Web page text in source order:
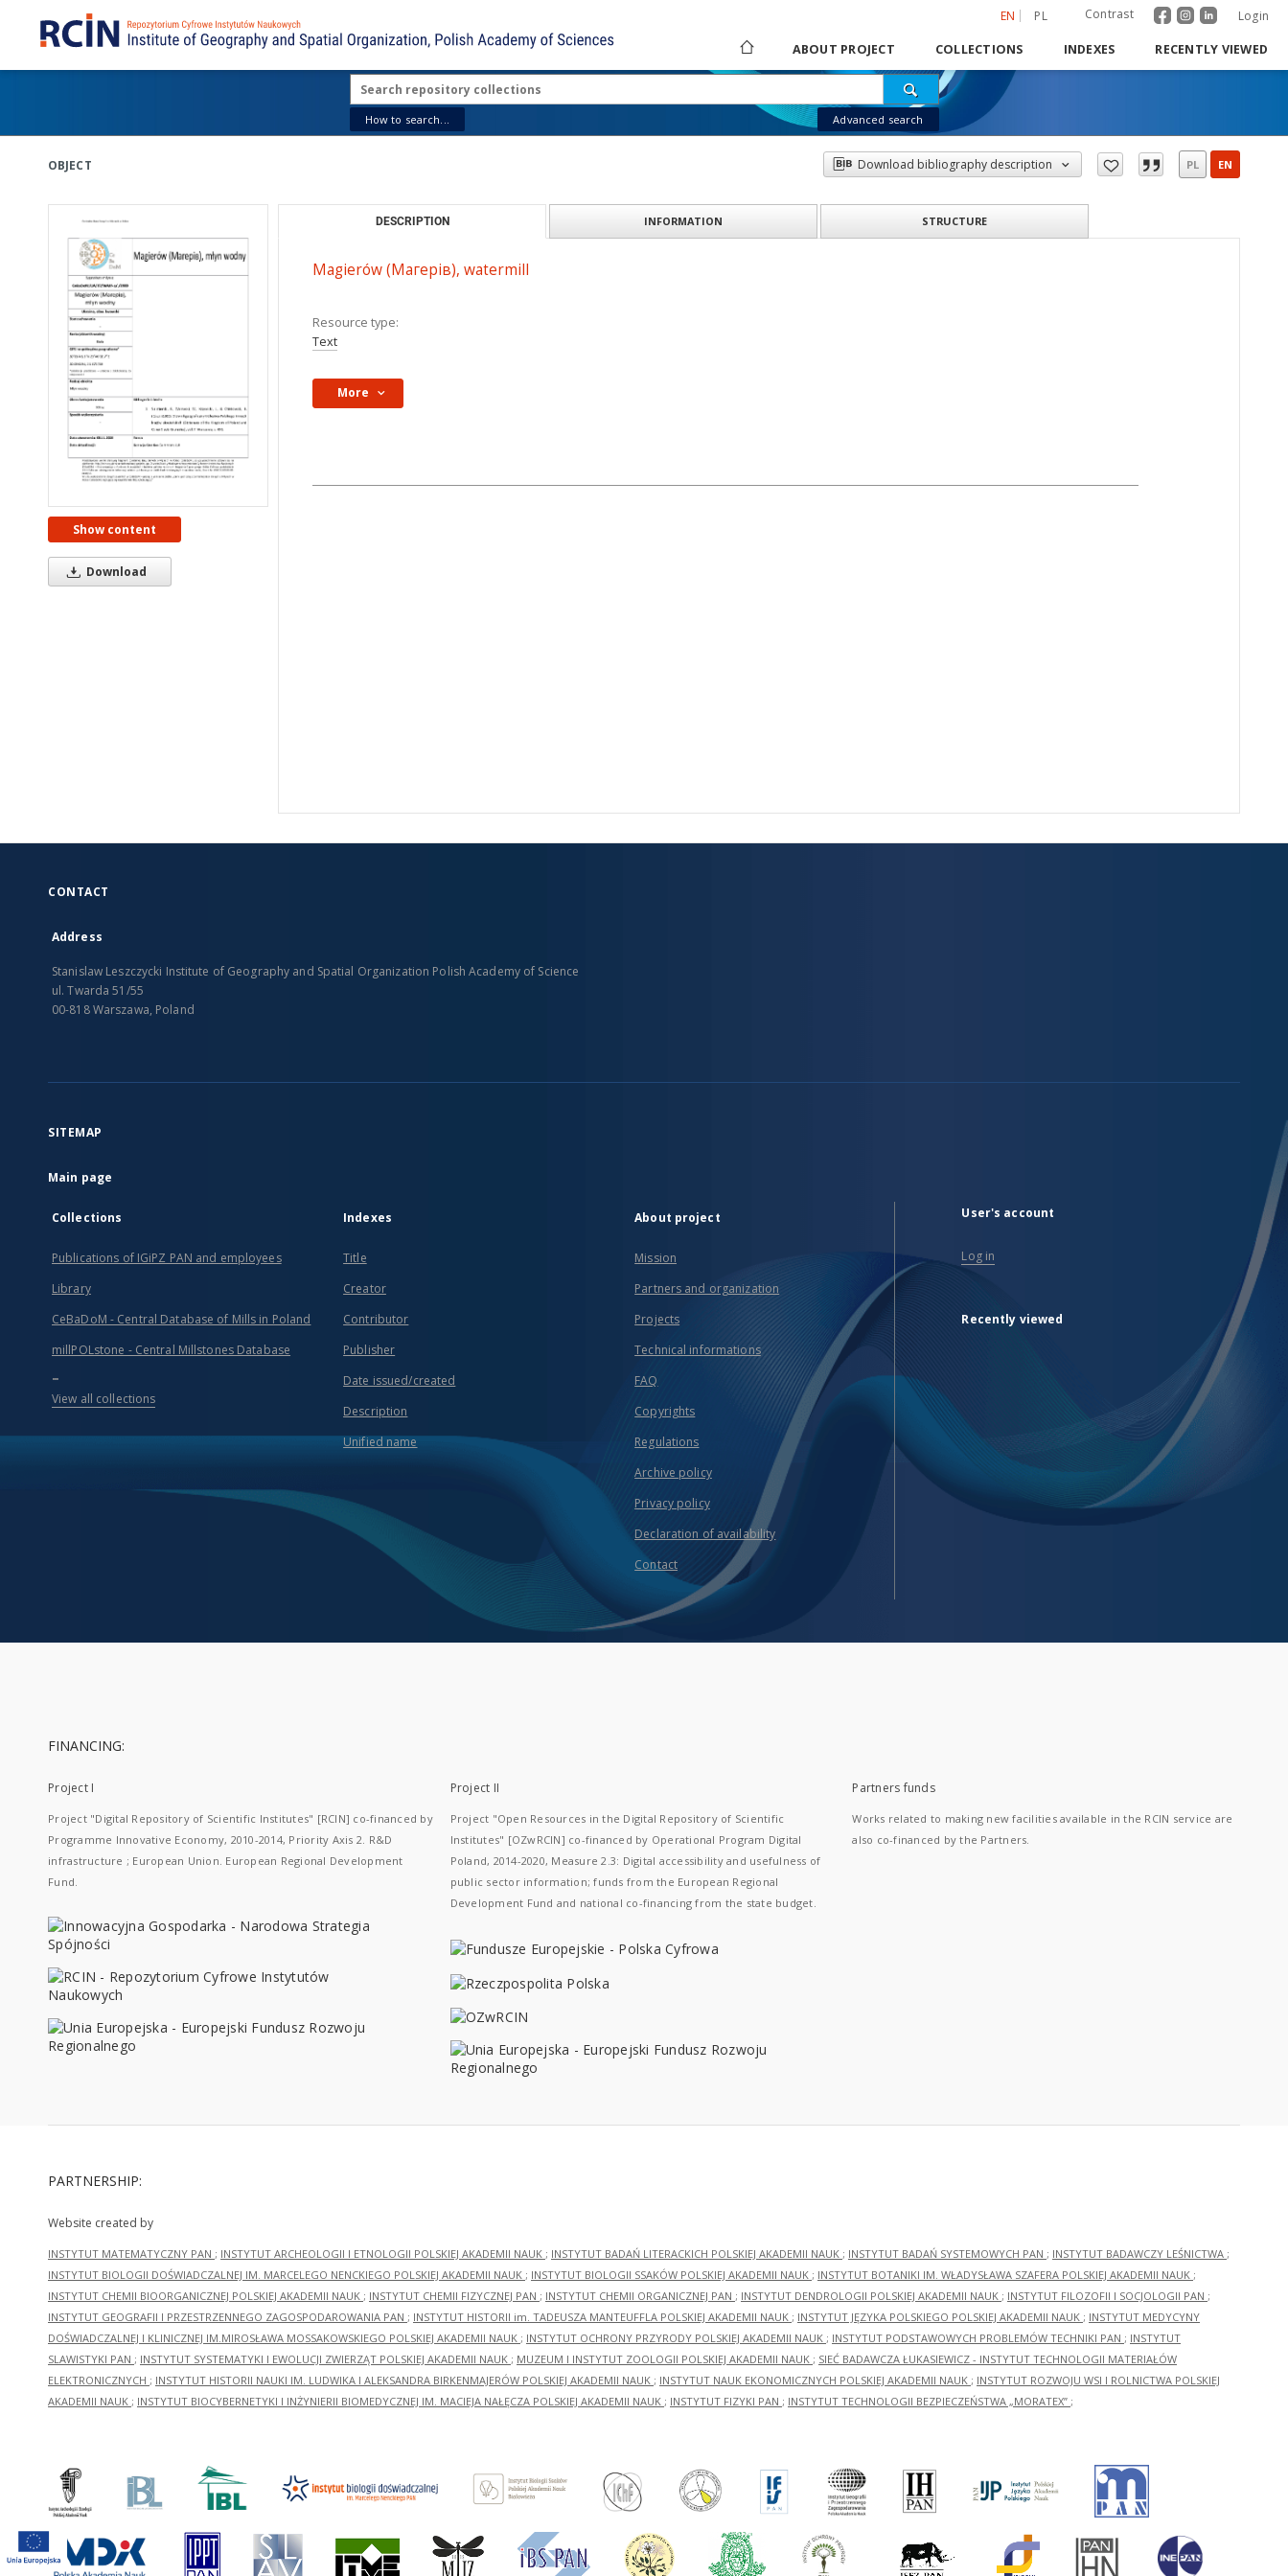
EN PL Contrast Login
ABOUT PROJECT COLLECTIONS INDEXES RECENTLY VIEWED
How to search... Advanced search
OBJECT Download bibliography description PL EN
Show content
Download
DESCRIPTION INFORMATION STRUCTURE
Magierów (Магерів), watermill
Resource type:
Text
More
CONTACT
Address
Stanislaw Leszczycki Institute of Geography and Spatial Organization Polish Academy of Science
ul. Twarda 51/55
00-818 Warszawa, Poland
SITEMAP
Main page
Collections
Publications of IGiPZ PAN and employees
Library
CeBaDoM - Central Database of Mills in Poland
millPOLstone - Central Millstones Database
...
View all collections
Indexes
Title
Creator
Contributor
Publisher
Date issued/created
Description
Unified name
About project
Mission
Partners and organization
Projects
Technical informations
FAQ
Copyrights
Regulations
Archive policy
Privacy policy
Declaration of availability
Contact
User's account
Log in
Recently viewed
FINANCING:
Project I
Project "Digital Repository of Scientific Institutes" [RCIN] co-financed by
Programme Innovative Economy, 2010-2014, Priority Axis 2. R&D
infrastructure ; European Union. European Regional Development
Fund.
Project II
Project "Open Resources in the Digital Repository of Scientific
Institutes" [OZwRCIN] co-financed by Operational Program Digital
Poland, 2014-2020, Measure 2.3: Digital accessibility and usefulness of
public sector information; funds from the European Regional
Development Fund and national co-financing from the state budget.
Partners funds
Works related to making new facilities available in the RCIN service are
also co-financed by the Partners.
PARTNERSHIP:
Website created by
INSTYTUT MATEMATYCZNY PAN ; INSTYTUT ARCHEOLOGII I ETNOLOGII POLSKIEJ AKADEMII NAUK ; INSTYTUT BADAŃ LITERACKICH POLSKIEJ AKADEMII NAUK ; INSTYTUT BADAŃ SYSTEMOWYCH PAN ; INSTYTUT BADAWCZY LEŚNICTWA ;
INSTYTUT BIOLOGII DOŚWIADCZALNEJ IM. MARCELEGO NENCKIEGO POLSKIEJ AKADEMII NAUK ; INSTYTUT BIOLOGII SSAKÓW POLSKIEJ AKADEMII NAUK ; INSTYTUT BOTANIKI IM. WŁADYSŁAWA SZAFERA POLSKIEJ AKADEMII NAUK ;
INSTYTUT CHEMII BIOORGANICZNEJ POLSKIEJ AKADEMII NAUK ; INSTYTUT CHEMII FIZYCZNEJ PAN ; INSTYTUT CHEMII ORGANICZNEJ PAN ; INSTYTUT DENDROLOGII POLSKIEJ AKADEMII NAUK ; INSTYTUT FILOZOFII I SOCJOLOGII PAN ;
INSTYTUT GEOGRAFII I PRZESTRZENNEGO ZAGOSPODAROWANIA PAN ; INSTYTUT HISTORII im. TADEUSZA MANTEUFFLA POLSKIEJ AKADEMII NAUK ; INSTYTUT JĘZYKA POLSKIEGO POLSKIEJ AKADEMII NAUK ; INSTYTUT MEDYCYNY
DOŚWIADCZALNEJ I KLINICZNEJ IM.MIROSŁAWA MOSSAKOWSKIEGO POLSKIEJ AKADEMII NAUK ; INSTYTUT OCHRONY PRZYRODY POLSKIEJ AKADEMII NAUK ; INSTYTUT PODSTAWOWYCH PROBLEMÓW TECHNIKI PAN ; INSTYTUT
SLAWISTYKI PAN ; INSTYTUT SYSTEMATYKI I EWOLUCJI ZWIERZĄT POLSKIEJ AKADEMII NAUK ; MUZEUM I INSTYTUT ZOOLOGII POLSKIEJ AKADEMII NAUK ; SIEĆ BADAWCZA ŁUKASIEWICZ - INSTYTUT TECHNOLOGII MATERIAŁÓW
ELEKTRONICZNYCH ; INSTYTUT HISTORII NAUKI IM. LUDWIKA I ALEKSANDRA BIRKENMAJERÓW POLSKIEJ AKADEMII NAUK ; INSTYTUT NAUK EKONOMICZNYCH POLSKIEJ AKADEMII NAUK ; INSTYTUT ROZWOJU WSI I ROLNICTWA POLSKIEJ
AKADEMII NAUK ; INSTYTUT BIOCYBERNETYKI I INŻYNIERII BIOMEDYCZNEJ IM. MACIEJA NAŁĘCZA POLSKIEJ AKADEMII NAUK ; INSTYTUT FIZYKI PAN ; INSTYTUT TECHNOLOGII BEZPIECZEŃSTWA „MORATEX” ;